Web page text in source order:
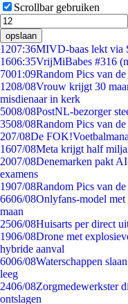
Scrollbar gebruiken
opslaan
1207:36MIVD-baas lekt via
1606:35VrijMiBabes #316
7001:09Random Pics van
1208/08Vrouw krijgt 30
misdienaar in kerk
5008/08PostNL-bezorger
3508/08Random Pics van
207/08De
1607/08Meta krijgt half
2007/08Denemarken pakt
examens
1907/08Random Pics van
6606/08Onlyfans-model
maan
2506/08Huisarts per direct
1906/08Drone met
hybride aanval
6006/08Waterschappen
leeg
2406/08Zorgmedewerkster
ontslagen